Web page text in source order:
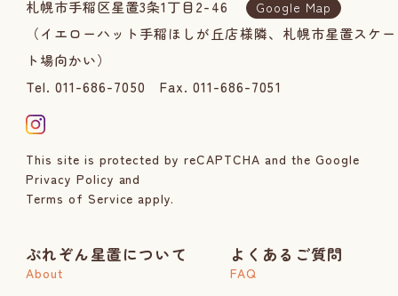
札幌市手稲区星置3条1丁目2-46
Google Map
（イエローハット手稲ほしが丘店様隣、札幌市星置スケー
ト場向かい）
Tel. 011-686-7050 Fax. 011-686-7051
This site is protected by reCAPTCHA and the Google
Privacy Policy and
Terms of Service apply.
ぷれぞん星置について
About
よくあるご質問
FAQ